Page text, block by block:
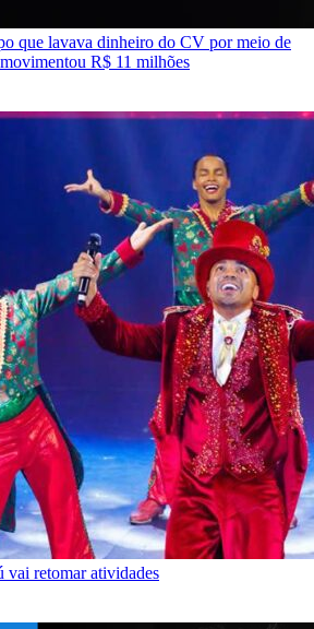
que lavava dinheiro do CV por meio de
R$ 11 milhões
vai retomar atividades